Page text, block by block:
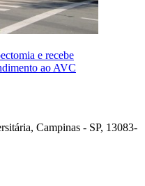
e recebe
ao AVC
Campinas - SP, 13083-